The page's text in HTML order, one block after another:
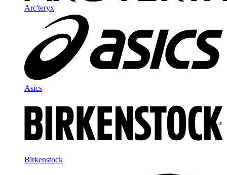
Arc'teryx
Asics
Birkenstock